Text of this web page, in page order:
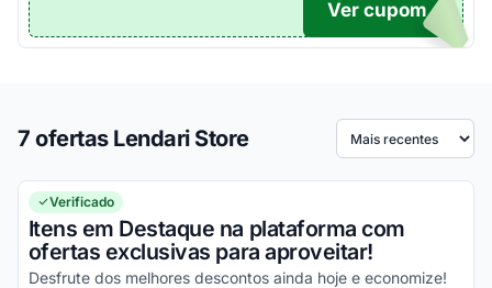
TICO
Ver cupom
7 ofertas Lendari Store Ordenar por
Verificado
Itens em Destaque na plataforma com
ofertas exclusivas para aproveitar!
Desfrute dos melhores descontos ainda hoje e economize!